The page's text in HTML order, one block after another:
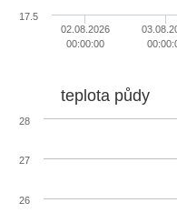
02.08.2026
00:00:00
17.5
teplota půdy
26
27
28